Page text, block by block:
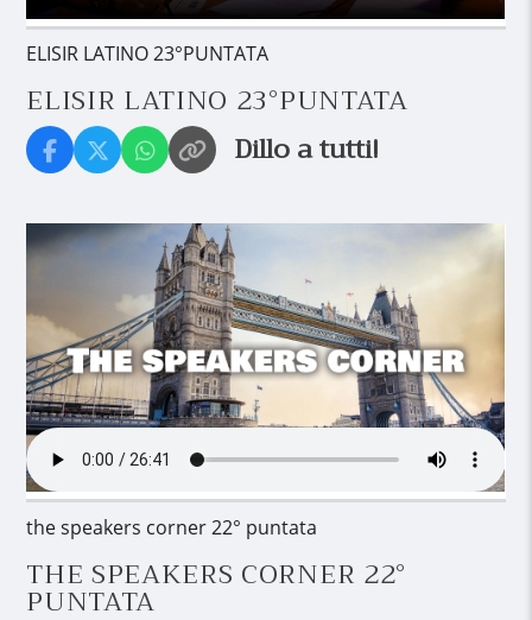
ELISIR LATINO 23°PUNTATA
ELISIR LATINO 23°PUNTATA
Dillo a tutti!
the speakers corner 22° puntata
THE SPEAKERS CORNER 22°
PUNTATA